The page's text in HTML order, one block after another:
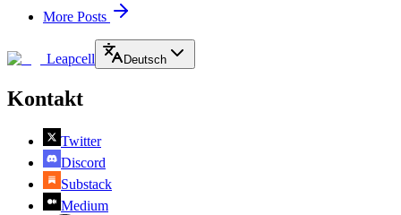
More Posts
Leapcell Deutsch
Kontakt
Twitter
Discord
Substack
Medium